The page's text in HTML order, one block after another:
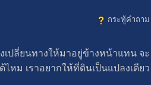
กระทู้คำถาม
ปลี่ยนทางให้มาอยู่ข้างหน้าแทน จะ
หม เราอยากให้ที่ดินเป็นแปลงเดียว